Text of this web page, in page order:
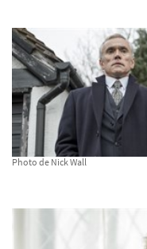
Photo de Nick Wall